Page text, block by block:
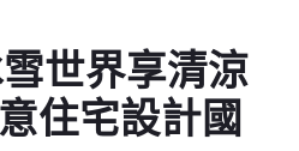
世界享清涼
住宅設計國